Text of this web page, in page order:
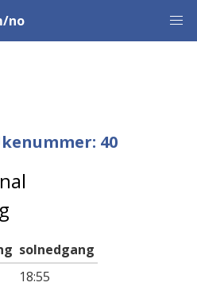
no
40
solnedgang
18:55